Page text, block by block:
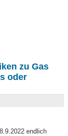
zu Gas
oder
endlich